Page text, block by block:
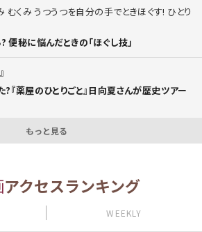
むくみ うつうつを自分の手でときほぐす! ひとり
便秘に悩んだときの「ほぐし技」
?『薬屋のひとりごと』日向夏さんが歴史ツアー
もっと見る
アクセスランキング
WEEKLY